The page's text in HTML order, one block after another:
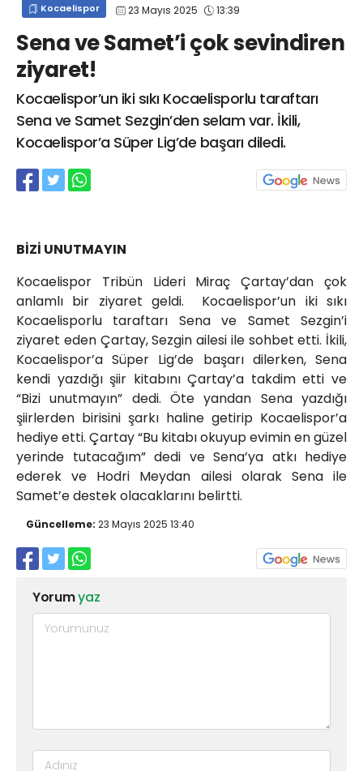
Kocaelispor 23 Mayıs 2025 13:39
Sena ve Samet’i çok sevindiren
ziyaret!
Kocaelispor’un iki sıkı Kocaelisporlu taraftarı
Sena ve Samet Sezgin’den selam var. İkili,
Kocaelispor’a Süper Lig’de başarı diledi.
BİZİ UNUTMAYIN
Kocaelispor Tribün Lideri Miraç Çartay’dan çok
anlamlı bir ziyaret geldi. Kocaelispor’un iki sıkı
Kocaelisporlu taraftarı Sena ve Samet Sezgin’i
ziyaret eden Çartay, Sezgin ailesi ile sohbet etti. İkili,
Kocaelispor’a Süper Lig’de başarı dilerken, Sena
kendi yazdığı şiir kitabını Çartay’a takdim etti ve
“Bizi unutmayın” dedi. Öte yandan Sena yazdığı
şiirlerden birisini şarkı haline getirip Kocaelispor’a
hediye etti. Çartay “Bu kitabı okuyup evimin en güzel
yerinde tutacağım” dedi ve Sena’ya atkı hediye
ederek ve Hodri Meydan ailesi olarak Sena ile
Samet’e destek olacaklarını belirtti.
Güncelleme: 23 Mayıs 2025 13:40
Yorumyaz
info@spor41.com